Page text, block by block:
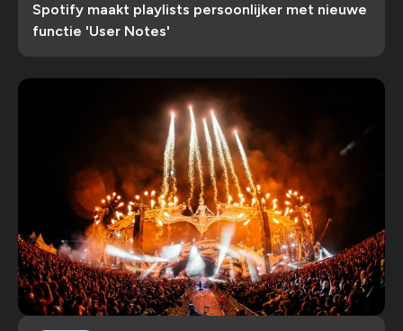
Spotify maakt playlists persoonlijker met nieuwe
functie 'User Notes'